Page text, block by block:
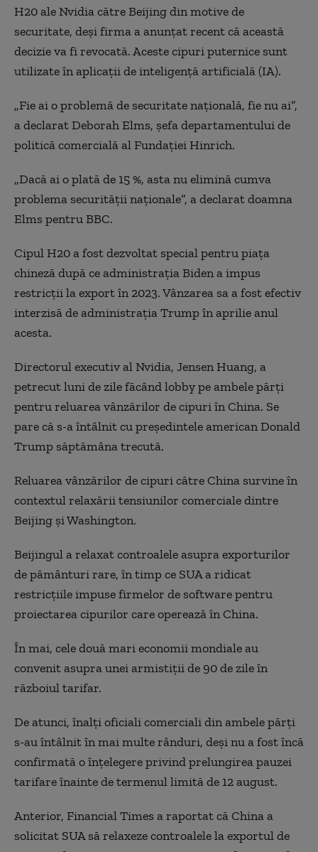
H20 ale Nvidia către Beijing din motive de
securitate, deși firma a anunțat recent că această
decizie va fi revocată. Aceste cipuri puternice sunt
utilizate în aplicații de inteligență artificială (IA).
„Fie ai o problemă de securitate națională, fie nu ai”,
a declarat Deborah Elms, șefa departamentului de
politică comercială al Fundației Hinrich.
„Dacă ai o plată de 15 %, asta nu elimină cumva
problema securității naționale”, a declarat doamna
Elms pentru BBC.
Cipul H20 a fost dezvoltat special pentru piața
chineză după ce administrația Biden a impus
restricții la export în 2023. Vânzarea sa a fost efectiv
interzisă de administrația Trump în aprilie anul
acesta.
Directorul executiv al Nvidia, Jensen Huang, a
petrecut luni de zile făcând lobby pe ambele părți
pentru reluarea vânzărilor de cipuri în China. Se
pare că s-a întâlnit cu președintele american Donald
Trump săptămâna trecută.
Reluarea vânzărilor de cipuri către China survine în
contextul relaxării tensiunilor comerciale dintre
Beijing și Washington.
Beijingul a relaxat controalele asupra exporturilor
de pământuri rare, în timp ce SUA a ridicat
restricțiile impuse firmelor de software pentru
proiectarea cipurilor care operează în China.
În mai, cele două mari economii mondiale au
convenit asupra unei armistiții de 90 de zile în
războiul tarifar.
De atunci, înalți oficiali comerciali din ambele părți
s-au întâlnit în mai multe rânduri, deși nu a fost încă
confirmată o înțelegere privind prelungirea pauzei
tarifare înainte de termenul limită de 12 august.
Anterior, Financial Times a raportat că China a
solicitat SUA să relaxeze controalele la exportul de